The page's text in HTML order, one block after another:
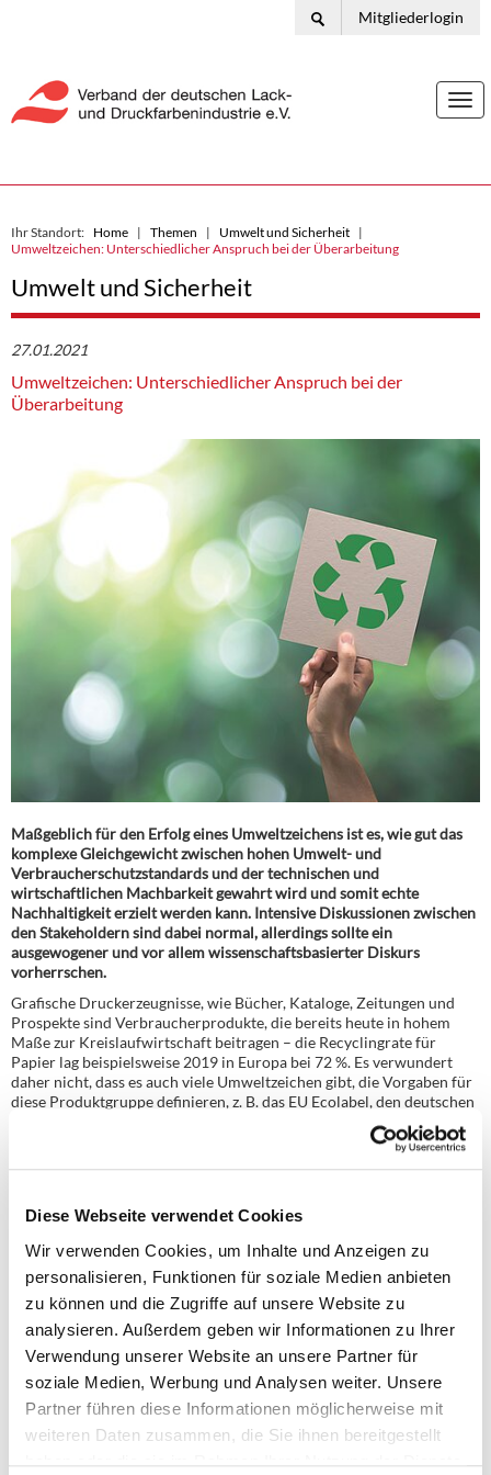
Diese Webseite verwendet Cookies
Wir verwenden Cookies, um Inhalte und Anzeigen zu
personalisieren, Funktionen für soziale Medien anbieten
zu können und die Zugriffe auf unsere Website zu
analysieren. Außerdem geben wir Informationen zu Ihrer
Verwendung unserer Website an unsere Partner für
soziale Medien, Werbung und Analysen weiter. Unsere
Partner führen diese Informationen möglicherweise mit
weiteren Daten zusammen, die Sie ihnen bereitgestellt
Mitgliederlogin
Ihr Standort: Home Themen
Umwelt und Sicherheit
Umweltzeichen: Unterschiedlicher Anspruch bei der Überarbeitung
Umwelt und Sicherheit
27.01.2021
Umweltzeichen: Unterschiedlicher Anspruch bei der
Überarbeitung
Maßgeblich für den Erfolg eines Umweltzeichens ist es, wie gut das
komplexe Gleichgewicht zwischen hohen Umwelt- und
Verbraucherschutzstandards und der technischen und
wirtschaftlichen Machbarkeit gewahrt wird und somit echte
Nachhaltigkeit erzielt werden kann. Intensive Diskussionen zwischen
den Stakeholdern sind dabei normal, allerdings sollte ein
ausgewogener und vor allem wissenschaftsbasierter Diskurs
vorherrschen.
Grafische Druckerzeugnisse, wie Bücher, Kataloge, Zeitungen und
Prospekte sind Verbraucherprodukte, die bereits heute in hohem
Maße zur Kreislaufwirtschaft beitragen – die Recycling­rate für
Papier lag beispielsweise 2019 in Europa bei 72 %. Es verwundert
daher nicht, dass es auch viele Umweltzeichen gibt, die Vorgaben für
diese Produktgruppe definieren, z. B. das EU Ecolabel, den deutschen
Umweltzeichen. Aktuell werden die Kriterien für alle diese
Wissenschaftlichkeit im Überarbeitungsprozess sehr unterschiedlich
Ecolabels verdeutlicht werden. Bei beiden Umweltzeichen hat sich
der VdL, zusammen mit der EuPIA und den Experten aus den
Mitgliedsunternehmen, mit hohem Ressourceneinsatz an der
Überarbeitung beteiligt.
EU Ecolabel
Positiv ist dabei das EU Ecolabel hervorzuheben, dessen
Überarbeitung praktisch abgeschlossen ist. Das Joint Research
Center (JRC) der EU-Kommission hat fast ein Jahr in die
Hintergrundrecherche investiert, einschließlich Umfragen und
Diskussionen mit Experten und Interessengruppen, und schließlich